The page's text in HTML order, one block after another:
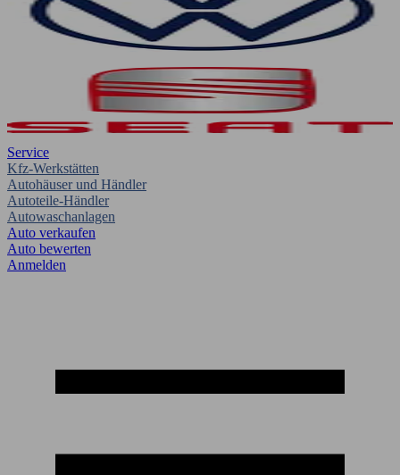
Service
Kfz-Werkstätten
Autohäuser und Händler
Autoteile-Händler
Autowaschanlagen
Auto verkaufen
Auto bewerten
Anmelden